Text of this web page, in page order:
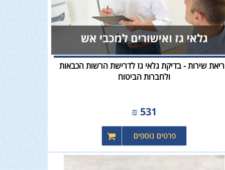
שירות - בדיקת גלאי גז לדרישת הרשות הכבאות
ולחברות הביטוח
531
₪